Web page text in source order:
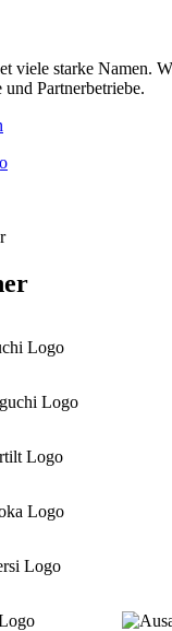
viele starke Namen.
Partnerbetriebe.